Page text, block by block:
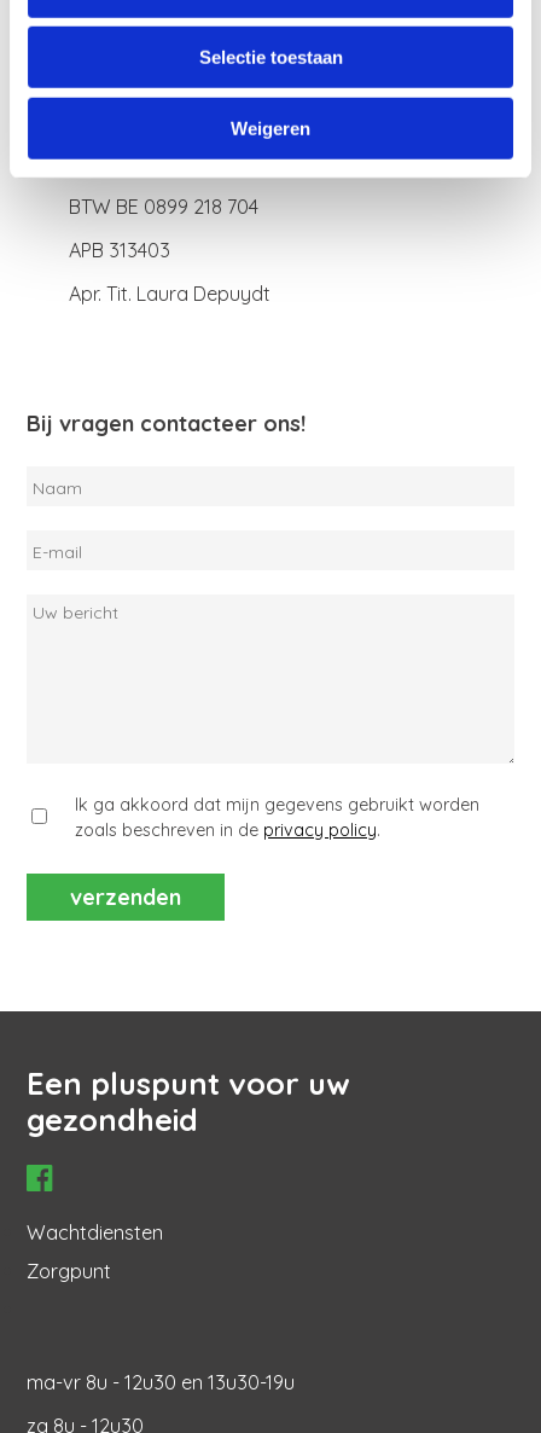
Selectie toestaan
Weigeren
advies@apotheek-depuydt.be
Burg 37, 8820 Torhout
bekijk opGoogle Maps
BTW BE 0899 218 704
APB 313403
Apr. Tit. Laura Depuydt
Bij vragen contacteer ons!
mail
Uw
bericht
Ik ga akkoord dat mijn gegevens gebruikt worden
zoals beschreven in de privacy policy.
Een pluspunt voor uw
gezondheid
Hoofdnavigatie
Wachtdiensten
Zorgpunt
ma-vr 8u - 12u30 en 13u30-19u
za 8u - 12u30